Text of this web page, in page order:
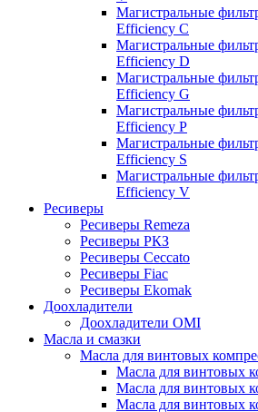
Магистральные
Efficiency C
Магистральные
Efficiency D
Магистральные
Efficiency G
Магистральные
Efficiency P
Магистральные
Efficiency S
Магистральные
Efficiency V
Ресиверы
Ресиверы Remeza
Ресиверы РКЗ
Ресиверы Ceccato
Ресиверы Fiac
Ресиверы Ekomak
Доохладители
Доохладители OMI
Масла и смазки
Масла для винтовых
Масла для винтовых
Масла для винтовых
Масла для винтовых